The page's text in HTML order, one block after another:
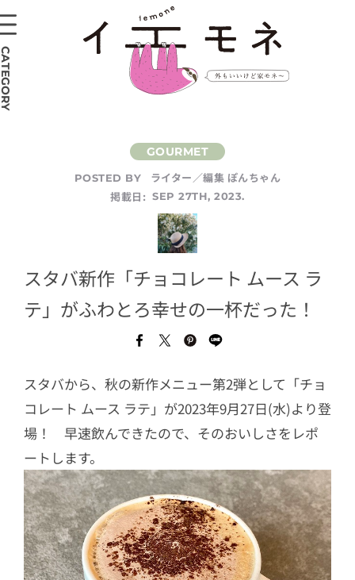
POSTED BY
ライター／編集 ぽんちゃん
掲載日: SEP 27TH, 2023.
スタバ新作「チョコレート ムース ラ
テ」がふわとろ幸せの一杯だった！
スタバから、秋の新作メニュー第2弾として「チョ
コレート ムース ラテ」が2023年9月27日(水)より登
場！ 早速飲んできたので、そのおいしさをレポ
ートします。